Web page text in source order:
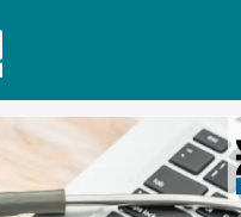
CULTURA
SEDE G. PANE (MITRE)
DOMÍNICO
CONTACTO